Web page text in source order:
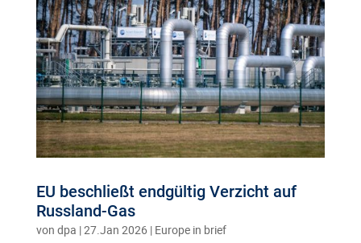
EU beschließt endgültig Verzicht auf
Russland-Gas
von dpa |27.Jan 2026 | Europe in brief